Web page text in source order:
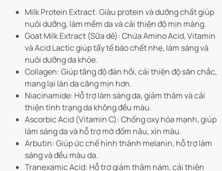
Milk Protein Extract: Giàu protein và dưỡng chất giúp
nuôi dưỡng, làm mềm da và cải thiện độ mịn màng.
Goat Milk Extract (Sữa dê): Chứa Amino Acid, Vitamin
và Acid Lactic giúp tẩy tế bào chết nhẹ, làm sáng và
nuôi dưỡng da khỏe.
Collagen: Giúp tăng độ đàn hồi, cải thiện độ săn chắc,
mang lại làn da căng mịn hơn.
Niacinamide: Hỗ trợ làm sáng da, giảm thâm và cải
thiện tình trạng da không đều màu.
Ascorbic Acid (Vitamin C): Chống oxy hóa mạnh, giúp
làm sáng da và hỗ trợ mờ đốm nâu, xỉn màu.
Arbutin: Giúp ức chế hình thành melanin, hỗ trợ làm
sáng và đều màu da.
Tranexamic Acid: Hỗ trợ giảm thâm nám, cải thiện